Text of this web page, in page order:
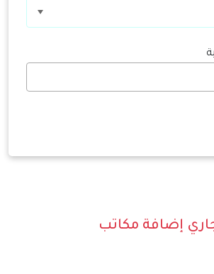
إضافة مكاتب